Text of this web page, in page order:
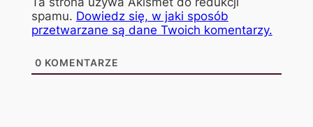
spamu. Dowiedz się, w jaki sposób
przetwarzane są dane Twoich komentarzy.
0 KOMENTARZE